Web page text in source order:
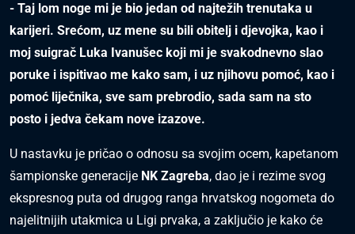
- Taj lom noge mi je bio jedan od najtežih trenutaka u
karijeri. Srećom, uz mene su bili obitelj i djevojka, kao i
moj suigrač Luka Ivanušec koji mi je svakodnevno slao
poruke i ispitivao me kako sam, i uz njihovu pomoć, kao i
pomoć liječnika, sve sam prebrodio, sada sam na sto
posto i jedva čekam nove izazove.
U nastavku je pričao o odnosu sa svojim ocem, kapetanom
šampionske generacije NK Zagreba, dao je i rezime svog
ekspresnog puta od drugog ranga hrvatskog nogometa do
najelitnijih utakmica u Ligi prvaka, a zaključio je kako će